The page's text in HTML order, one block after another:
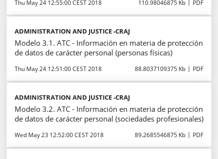
Thu May 24 12:55:00 CEST 2018 110.98046875 Kb PDF
ADMINISTRATION AND JUSTICE -CRAJ
Modelo 3.1. ATC - Información en materia de protección
de datos de carácter personal (personas físicas)
Thu May 24 12:51:00 CEST 2018 88.8037109375 Kb PDF
ADMINISTRATION AND JUSTICE -CRAJ
Modelo 3.2. ATC - Información en materia de protección
de datos de carácter personal (sociedades profesionales)
Wed May 23 12:52:00 CEST 2018 89.2685546875 Kb PDF